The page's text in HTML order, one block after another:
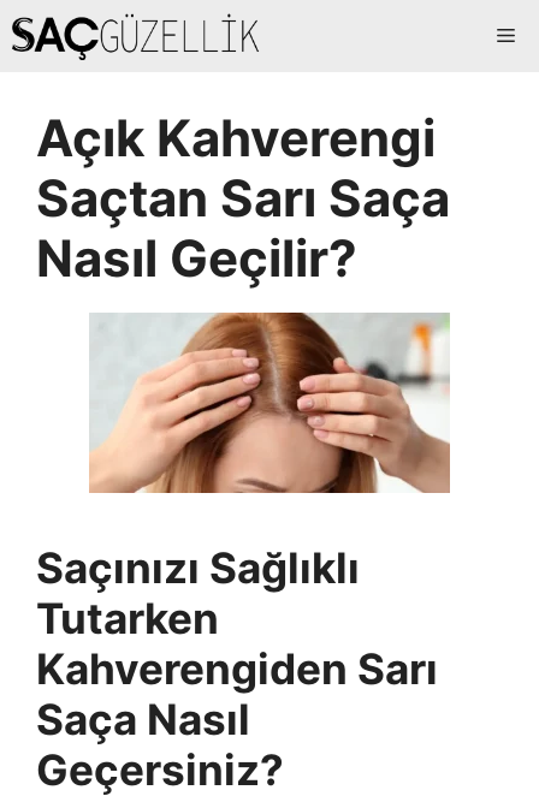
İçeriğe
atla
Açık Kahverengi
Saçtan Sarı Saça
Nasıl Geçilir?
Saçınızı Sağlıklı
Tutarken
Kahverengiden Sarı
Saça Nasıl
Geçersiniz?